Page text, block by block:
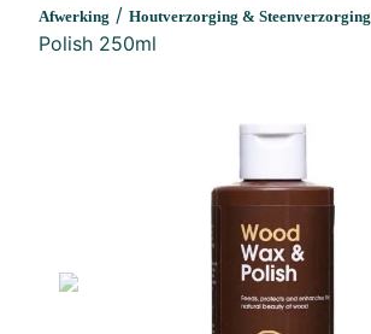
Afwerking / Houtverzorging & Steenverzorging
Polish 250ml
Previous